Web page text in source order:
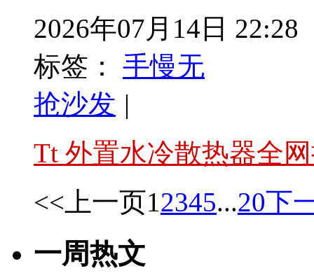
2026年07月14日 22:28
标签：
手慢无
抢沙发 |
Tt 外置水冷散热器全
<<上一页12345...20下
一周热文